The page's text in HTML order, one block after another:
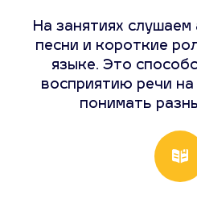
На занятиях
песни и короткие
языке. Это
восприятию речи на
понимать